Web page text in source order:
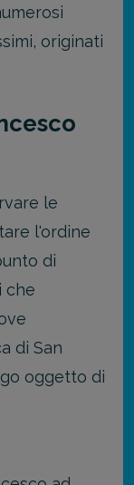
originati
le
l'ordine
di
che
di San
oggetto di